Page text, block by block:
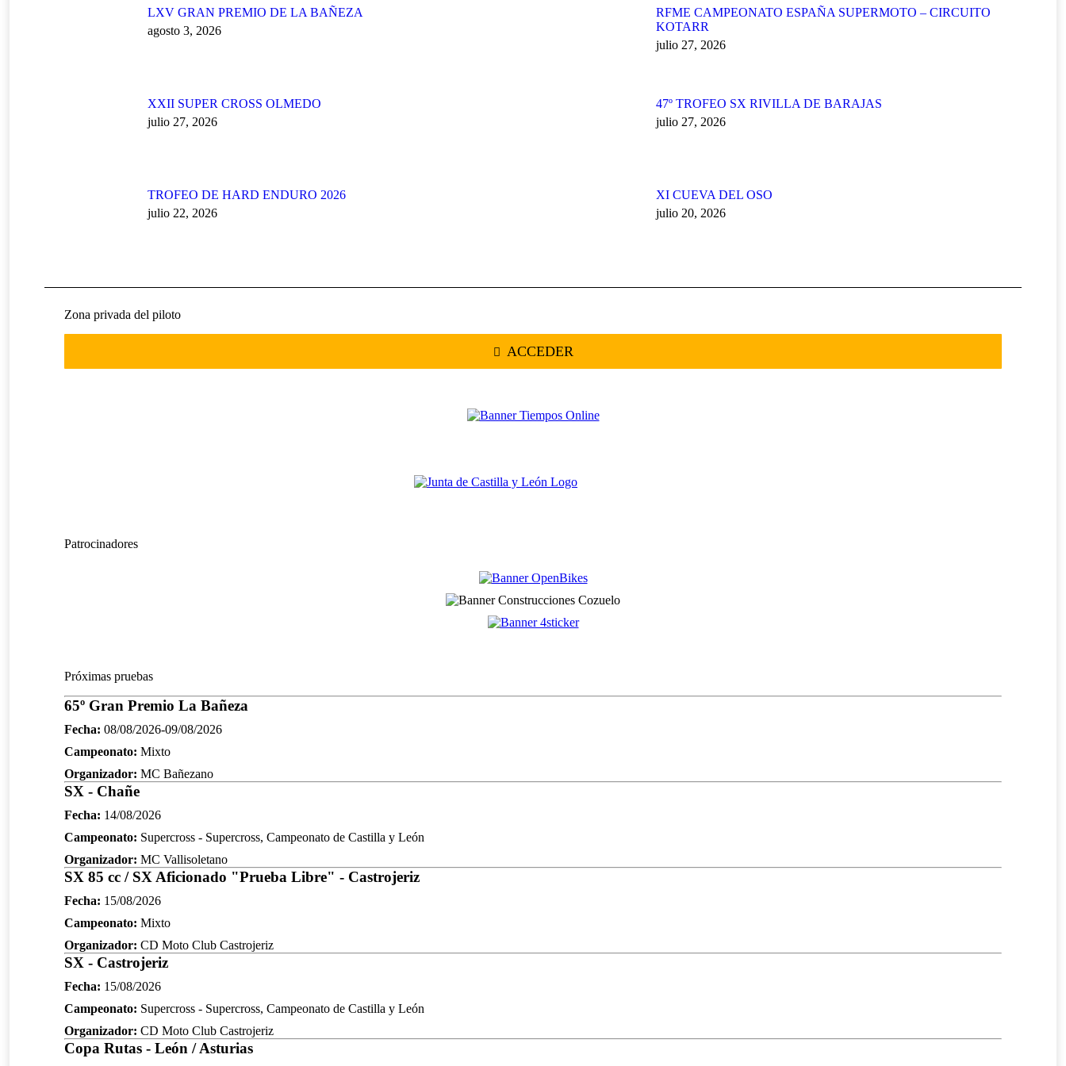
LXV GRAN PREMIO DE LA BAÑEZA
agosto 3, 2026
RFME CAMPEONATO ESPAÑA SUPERMOTO – CIRCUITO
KOTARR
julio 27, 2026
XXII SUPER CROSS OLMEDO
julio 27, 2026
47º TROFEO SX RIVILLA DE BARAJAS
julio 27, 2026
TROFEO DE HARD ENDURO 2026
julio 22, 2026
XI CUEVA DEL OSO
julio 20, 2026
Zona privada del piloto
ACCEDER
Patrocinadores
Próximas pruebas
65º Gran Premio La Bañeza
Fecha: 08/08/2026-09/08/2026
Campeonato: Mixto
Organizador: MC Bañezano
SX - Chañe
Fecha: 14/08/2026
Campeonato: Supercross - Supercross, Campeonato de Castilla y León
Organizador: MC Vallisoletano
SX 85 cc / SX Aficionado "Prueba Libre" - Castrojeriz
Fecha: 15/08/2026
Campeonato: Mixto
Organizador: CD Moto Club Castrojeriz
SX - Castrojeriz
Fecha: 15/08/2026
Campeonato: Supercross - Supercross, Campeonato de Castilla y León
Organizador: CD Moto Club Castrojeriz
Copa Rutas - León / Asturias